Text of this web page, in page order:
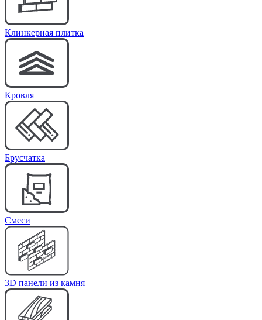
Клинкерная плитка
Кровля
Брусчатка
Cмеси
3D панели из камня